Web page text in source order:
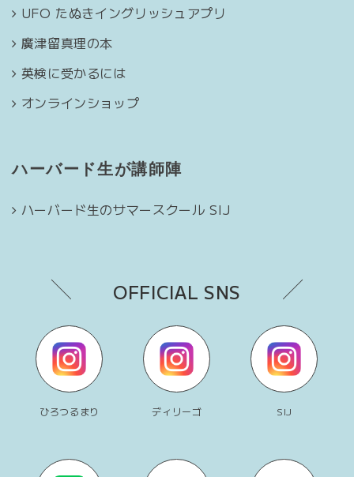
UFO たぬきイングリッシュアプリ
廣津留真理の本
英検に受かるには
オンラインショップ
ハーバード生が講師陣
ハーバード生のサマースクール SIJ
OFFICIAL SNS
ひろつるまり ディリーゴ SIJ